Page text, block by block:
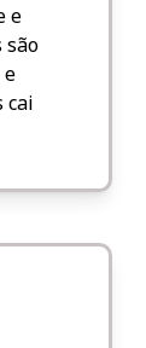
e
são
cai